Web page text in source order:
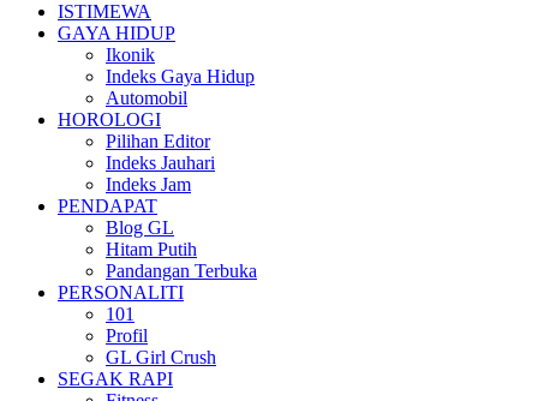
ISTIMEWA
GAYA HIDUP
Ikonik
Indeks Gaya Hidup
Automobil
HOROLOGI
Pilihan Editor
Indeks Jauhari
Indeks Jam
PENDAPAT
Blog GL
Hitam Putih
Pandangan Terbuka
PERSONALITI
101
Profil
GL Girl Crush
SEGAK RAPI